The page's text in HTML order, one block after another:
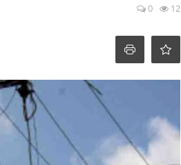
0 12